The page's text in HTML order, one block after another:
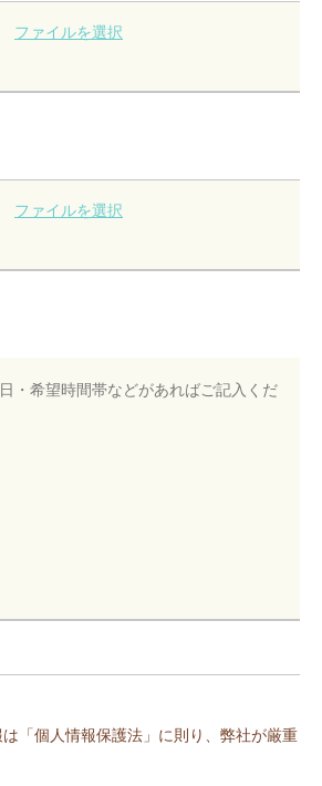
ファイルを選択
ファイルを選択
「個人情報保護法」に則り、弊社が厳重